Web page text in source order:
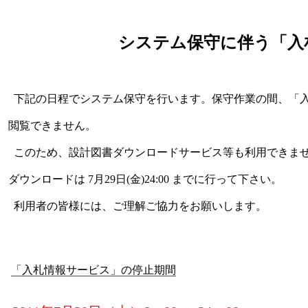
システム保守に伴う「
下記の日程でシステム保守を行います。保守作業の間、「
閲覧できません。
このため、設計図書ダウンロードサービス等も利用できま
ダウンロードは 7月29日(金)24:00 までに行って下さい。
利用者の皆様には、ご理解ご協力をお願いします。
「入札情報サービス」の停止期間